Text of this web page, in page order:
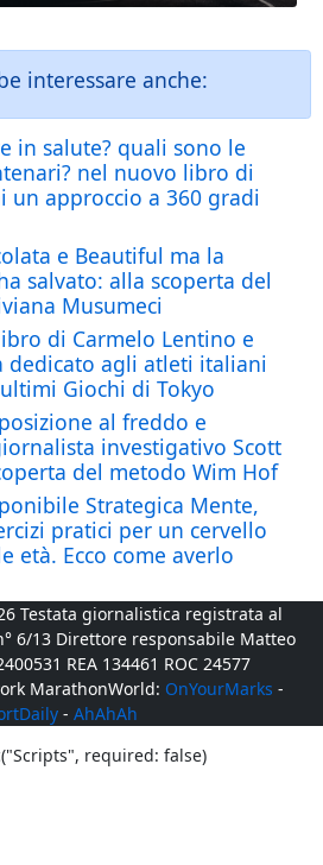
interessare anche:
in salute? quali sono le
nel nuovo libro di
un approccio a 360 gradi
e Beautiful ma la
salvato: alla scoperta del
Musumeci
di Carmelo Lentino e
dedicato agli atleti italiani
Giochi di Tokyo
al freddo e
investigativo Scott
del metodo Wim Hof
Strategica Mente,
pratici per un cervello
età. Ecco come averlo
Testata giornalistica registrata al
6/13 Direttore responsabile Matteo
REA 134461 ROC 24577
MarathonWorld: OnYourMarks -
- AhAhAh
required: false)